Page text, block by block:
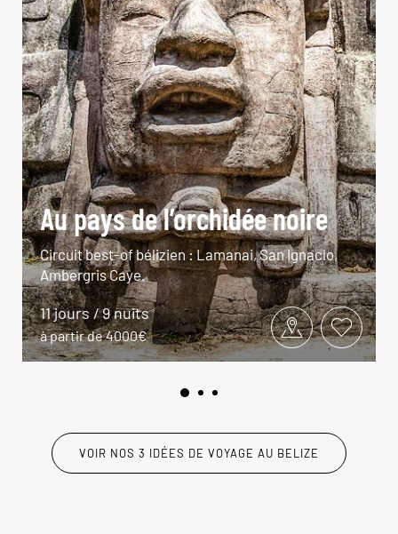
Au pays de l’orchidée noire
Circuit best-of bélizien : Lamanai, San Ignacio,
Ambergris Caye.
11 jours / 9 nuits
à partir de 4000€
VOIR NOS 3 IDÉES DE VOYAGE AU BELIZE